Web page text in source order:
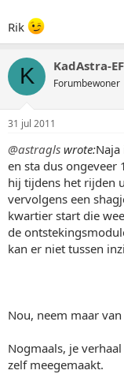
Rik
K KadAstra-EF
Forumbewoner
31 jul 2011
@astragls wrote:
en sta dus ongeveer
hij tijdens het rijden
vervolgens een
kwartier start die
de
kan er niet tussen
Nou, neem maar
Nogmaals, je
zelf meegemaakt.